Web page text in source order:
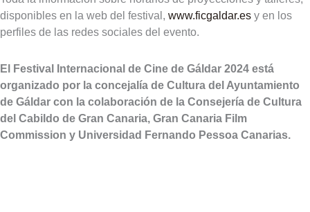
disponibles en la web del festival, www.ficgaldar.es y en los
perfiles de las redes sociales del evento.
El Festival Internacional de Cine de Gáldar 2024 está
organizado por la concejalía de Cultura del Ayuntamiento
de Gáldar con la colaboración de la Consejería de Cultura
del Cabildo de Gran Canaria, Gran Canaria Film
Commission y Universidad Fernando Pessoa Canarias.